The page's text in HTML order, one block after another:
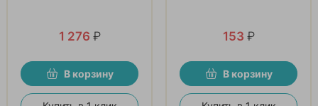
1 276 ₽
В корзину
153 ₽
В корзину